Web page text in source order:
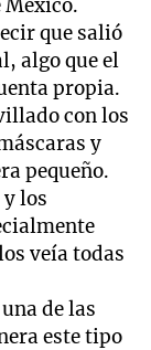
México.
que salió
algo que el
propia.
con los
y
pequeño.
los
veía todas
de las
este tipo